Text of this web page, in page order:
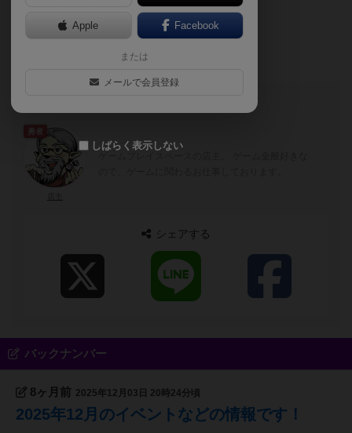
オープン致します！
前日までにお早めにご連絡を～！
シェアする
バックナンバー
8ヶ月前 2025年12月03日 20時24分頃
2025年12月のイベントなどの情報です！
Apple Facebook
または
メールで会員登録
しばらく表示しない